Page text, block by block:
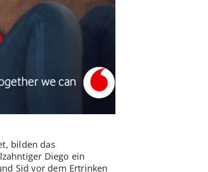
bilden das
Diego ein
Sid vor dem Ertrinken